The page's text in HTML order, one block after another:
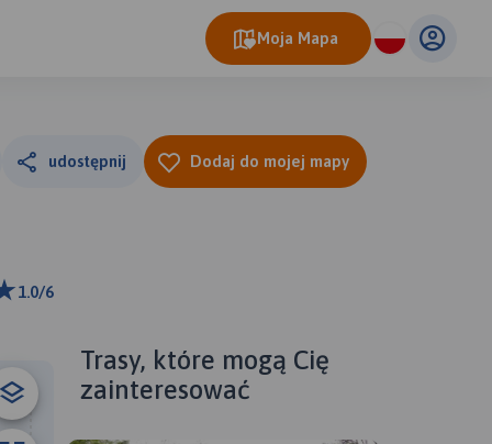
Moja Mapa
udostępnij Dodaj do mojej mapy
1.0/6
Trasy, które mogą Cię
zainteresować